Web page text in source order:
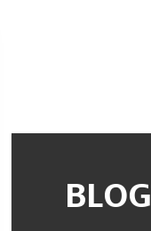
BLOG